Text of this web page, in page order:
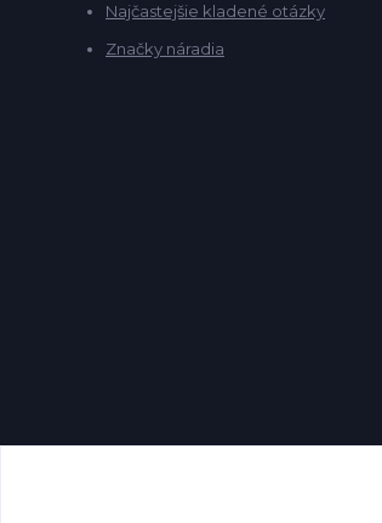
Najčastejšie kladené otázky
Značky náradia